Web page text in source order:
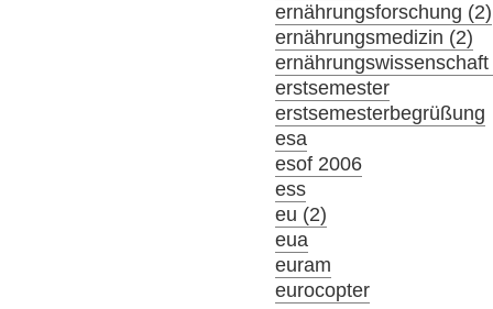
ernährungsforschung (2)
ernährungsmedizin (2)
erstsemester
erstsemesterbegrüßung
esa
esof 2006
ess
eu (2)
eua
euram
eurocopter